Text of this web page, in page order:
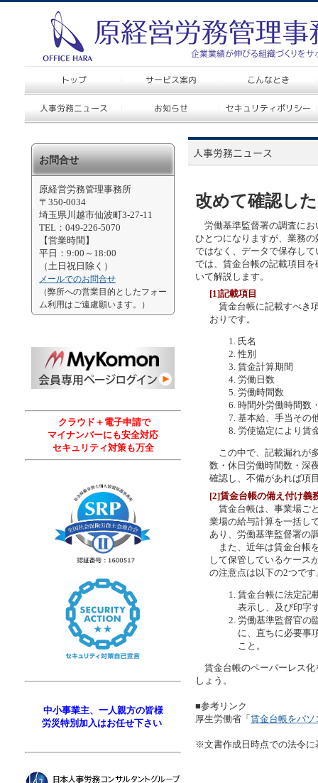
改めて確認し
労働基準監督署の調査にお
ひとつになりますが、業務
ではなく、データで保存し
では、賃金台帳の記載項目
いて解説します。
[1]記載項目
賃金台帳に記載すべき
おりです。
氏名
性別
賃金計算期間
労働日数
労働時間数
時間外労働時間数
基本給、手当その
労使協定により賃
この中で、記載漏れが
数・休日労働時間数・深
確認し、不備があれば項
[2]賃金台帳の備え付け義
賃金台帳は、事業場ご
業場の給与計算を一括し
あり、労働基準監督署の
また、近年は賃金台帳
して保管しているケース
の注意点は以下の2つです
賃金台帳に法定記
表示し、及び印字
労働基準監督官の
に、直ちに必要事
こと。
賃金台帳のペーパーレス化
しょう。
■参考リンク
厚生労働省「賃金台帳をパ
※文書作成日時点での法令
お問合せ
原経営労務管理事務所
〒350-0034
埼玉県川越市仙波町3-27-11
TEL：049-226-5070
【営業時間】
平日：9:00～18:00
（土日祝日除く）
メールでのお問合せ
（弊所への営業目的としたフォー
ム利用はご遠慮願います。）
クラウド＋電子申請で
マイナンバーにも安全対応
セキュリティ対策も万全
中小事業主、一人親方の皆様
労災特別加入はお任せ下さい